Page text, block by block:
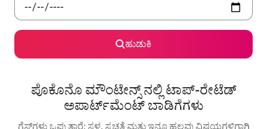
ಹುಡುಕಿ
ಪೊಕೊನೊ ಮೌಂಟೇನ್ಸ್ ನಲ್ಲಿ ಟಾಪ್-ರೇಟೆಡ್
ಅಪಾರ್ಟ್‌ಮೆಂಟ್ ಬಾಡಿಗೆಗಳು
ಗೆಸ್ಟ್‌ಗಳು ಒಪ್ಪುತ್ತಾರೆ: ಸ್ಥಳ, ಸ್ವಚ್ಛತೆ ಮತ್ತು ಇನ್ನೂ ಹಲವು ವಿಷಯಗಳಿಗಾಗಿ